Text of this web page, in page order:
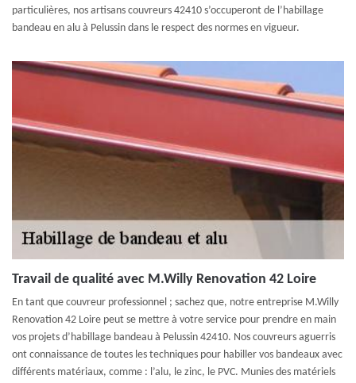
particulières, nos artisans couvreurs 42410 s’occuperont de l’habillage
bandeau en alu à Pelussin dans le respect des normes en vigueur.
Travail de qualité avec M.Willy Renovation 42 Loire
En tant que couvreur professionnel ; sachez que, notre entreprise M.Willy
Renovation 42 Loire peut se mettre à votre service pour prendre en main
vos projets d’habillage bandeau à Pelussin 42410. Nos couvreurs aguerris
ont connaissance de toutes les techniques pour habiller vos bandeaux avec
différents matériaux, comme : l’alu, le zinc, le PVC. Munies des matériels